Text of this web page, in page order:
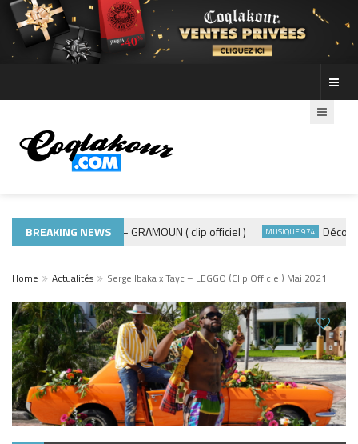
BREAKING NEWS
MUSIQUE 974 ADE440 – GRAMOUN ( clip officiel ) MUSIQUE 974 Découvre
Home Actualités Serge Ibaka x Tayc – LEGGO (Clip Officiel) Mai 2021